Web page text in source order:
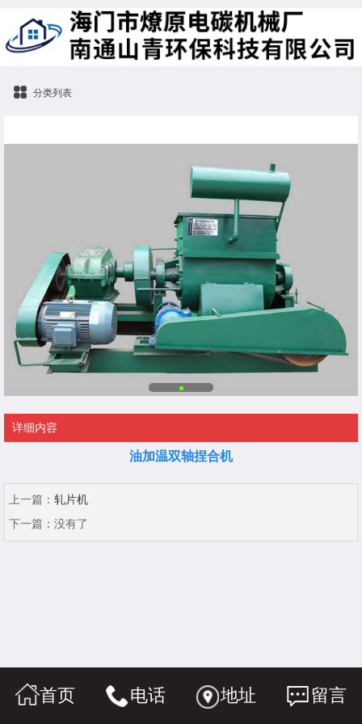
分类列表
详细内容
油加温双轴捏合机
上一篇： 轧片机
下一篇： 没有了
首页 电话 地址 留言